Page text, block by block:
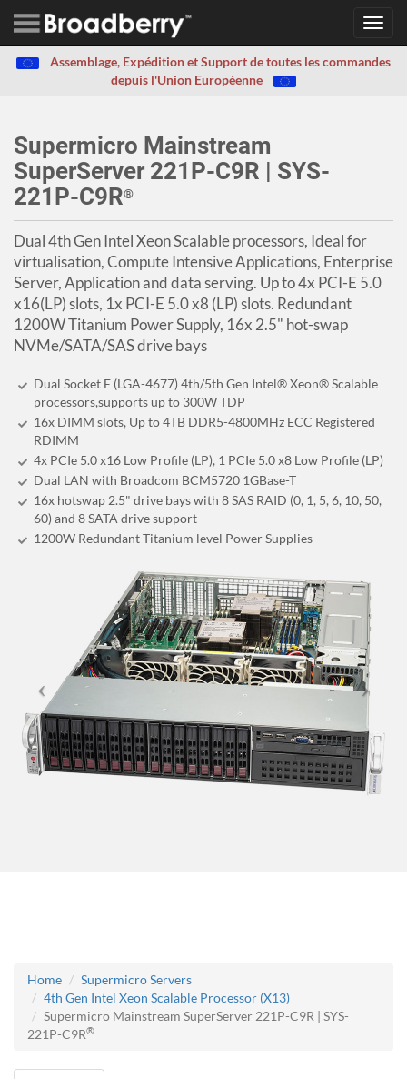
Assemblage, Expédition et Support de toutes les commandes
depuis l'Union Européenne
Supermicro Mainstream
SuperServer 221P-C9R | SYS-
221P-C9R®
Dual 4th Gen Intel Xeon Scalable processors, Ideal for
virtualisation, Compute Intensive Applications, Enterprise
Server, Application and data serving. Up to 4x PCI-E 5.0
x16(LP) slots, 1x PCI-E 5.0 x8 (LP) slots. Redundant
1200W Titanium Power Supply, 16x 2.5" hot-swap
NVMe/SATA/SAS drive bays
Dual Socket E (LGA-4677) 4th/5th Gen Intel® Xeon® Scalable
processors,supports up to 300W TDP
16x DIMM slots, Up to 4TB DDR5-4800MHz ECC Registered
RDIMM
4x PCIe 5.0 x16 Low Profile (LP), 1 PCIe 5.0 x8 Low Profile (LP)
Dual LAN with Broadcom BCM5720 1GBase-T
16x hotswap 2.5" drive bays with 8 SAS RAID (0, 1, 5, 6, 10, 50,
60) and 8 SATA drive support
1200W Redundant Titanium level Power Supplies
Home
Supermicro Servers
4th Gen Intel Xeon Scalable Processor (X13)
Supermicro Mainstream SuperServer 221P-C9R | SYS-
221P-C9R®